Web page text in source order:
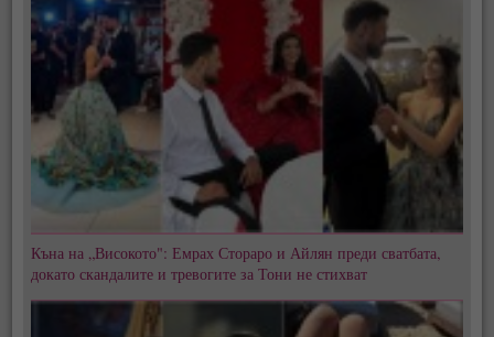
Къна на „Високото": Емрах Стораро и Айлян преди сватбата,
докато скандалите и тревогите за Тони не стихват